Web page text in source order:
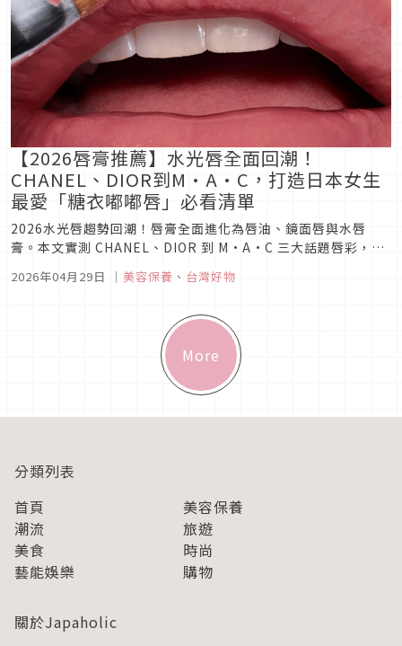
【2026唇膏推薦】水光唇全面回潮！
CHANEL、DIOR到M·A·C，打造日本女生
最愛「糖衣嘟嘟唇」必看清單
2026水光唇趨勢回潮！唇膏全面進化為唇油、鏡面唇與水唇
膏。本文實測 CHANEL、DIOR 到 M·A·C 三大話題唇彩，整
2026年04月29日 ｜ 美容保養 、 台灣好物
More
分類列表
首頁
美容保養
潮流
旅遊
美食
時尚
藝能娛樂
購物
關於Japaholic